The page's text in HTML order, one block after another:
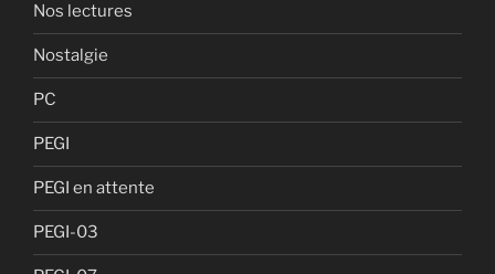
Nos lectures
Nostalgie
PC
PEGI
PEGI en attente
PEGI-03